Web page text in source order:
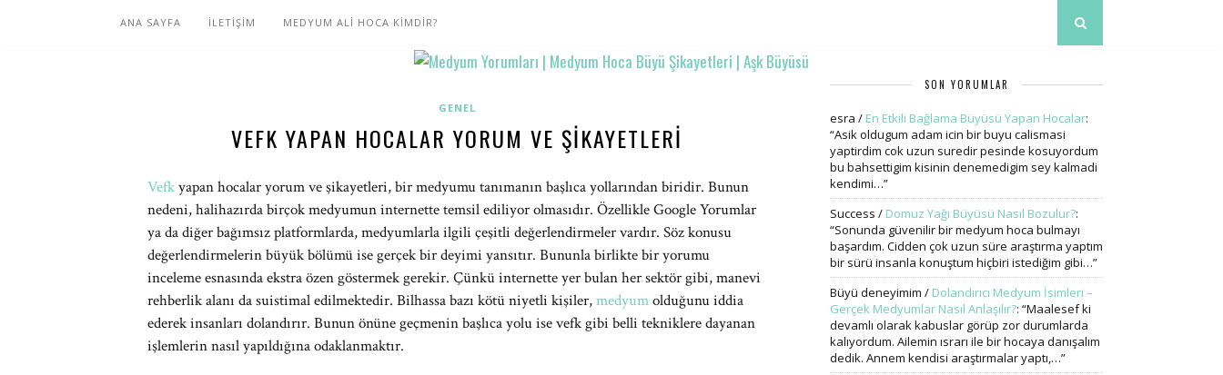
ANA SAYFA İLETİŞİM MEDYUM ALİ HOCA KİMDİR?
GENEL
VEFK YAPAN HOCALAR YORUM VE ŞIKAYETLERI
Vefkyapan hocalar yorum ve şikayetleri, bir medyumu tanımanın başlıca yollarından biridir. Bunun
nedeni, halihazırda birçok medyumun internette temsil ediliyor olmasıdır. Özellikle Google Yorumlar
ya da diğer bağımsız platformlarda, medyumlarla ilgili çeşitli değerlendirmeler vardır. Söz konusu
değerlendirmelerin büyük bölümü ise gerçek bir deyimi yansıtır. Bununla birlikte bir yorumu
inceleme esnasında ekstra özen göstermek gerekir. Çünkü internette yer bulan her sektör gibi, manevi
rehberlik alanı da suistimal edilmektedir. Bilhassa bazı kötü niyetli kişiler,medyumolduğunu iddia
ederek insanları dolandırır. Bunun önüne geçmenin başlıca yolu ise vefk gibi belli tekniklere dayanan
işlemlerin nasıl yapıldığına odaklanmaktır.
SON YORUMLAR
esra / En Etkili Bağlama Büyüsü Yapan Hocalar:
“Asik oldugum adam icin bir buyu calismasi
yaptirdim cok uzun suredir pesinde kosuyordum
bu bahsettigim kisinin denemedigim sey kalmadi
kendimi…”
Success / Domuz Yağı Büyüsü Nasıl Bozulur?:
“Sonunda güvenilir bir medyum hoca bulmayı
başardım. Cidden çok uzun süre araştırma yaptım
bir sürü insanla konuştum hiçbiri istediğim gibi…”
Büyü deneyimim / Dolandırıcı Medyum İsimleri –
Gerçek Medyumlar Nasıl Anlaşılır?: “Maalesef ki
devamlı olarak kabuslar görüp zor durumlarda
kalıyordum. Ailemin ısrarı ile bir hocaya danışalım
dedik. Annem kendisi araştırmalar yaptı,…”